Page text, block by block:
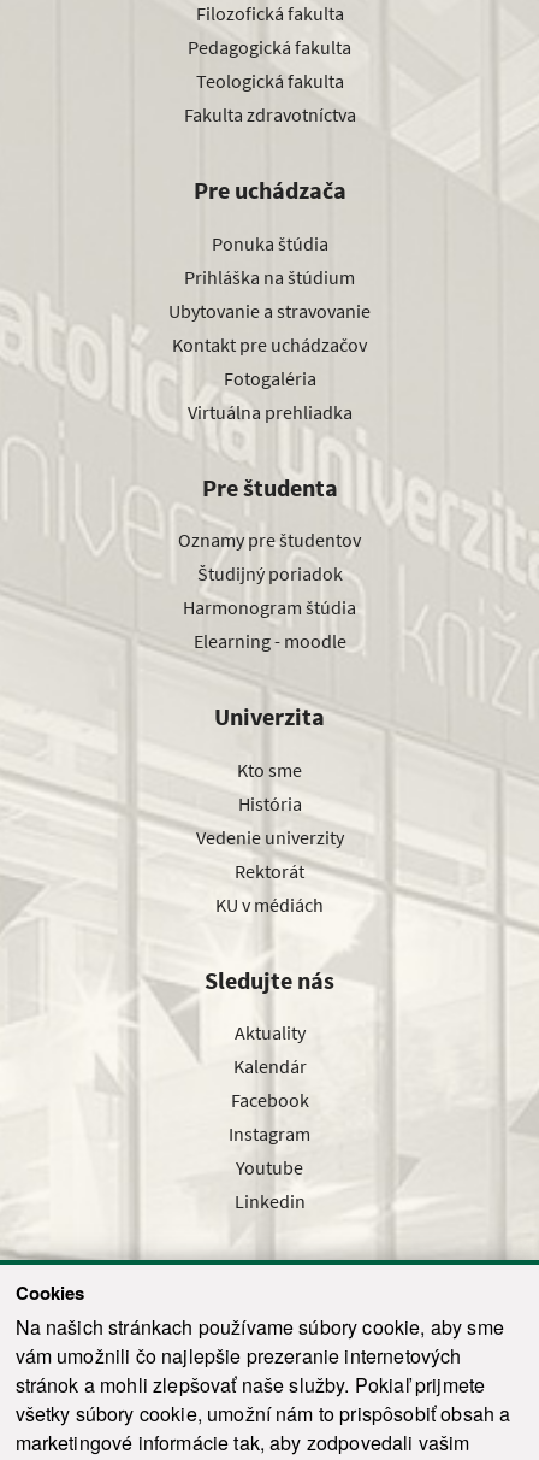
Cookies
Na našich stránkach používame súbory cookie, aby sme
vám umožnili čo najlepšie prezeranie internetových
stránok a mohli zlepšovať naše služby. Pokiaľ prijmete
všetky súbory cookie, umožní nám to prispôsobiť obsah a
marketingové informácie tak, aby zodpovedali vašim
Filozofická fakulta
Pedagogická fakulta
Teologická fakulta
Fakulta zdravotníctva
Pre uchádzača
Ponuka štúdia
Prihláška na štúdium
Ubytovanie a stravovanie
Kontakt pre uchádzačov
Fotogaléria
Virtuálna prehliadka
Pre študenta
Oznamy pre študentov
Študijný poriadok
Harmonogram štúdia
Elearning - moodle
Univerzita
Kto sme
História
Vedenie univerzity
Rektorát
KU v médiách
Sledujte nás
Aktuality
Kalendár
Facebook
Instagram
Youtube
Linkedin
Odoslať